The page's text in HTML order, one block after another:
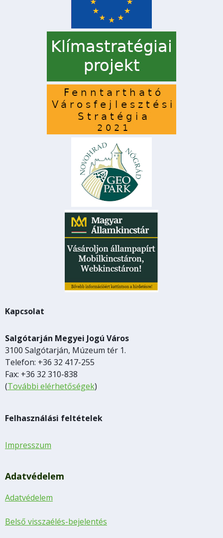
Kapcsolat
Salgótarján Megyei Jogú Város
3100 Salgótarján, Múzeum tér 1.
Telefon: +36 32 417-255
Fax: +36 32 310-838
(További elérhetőségek)
Felhasználási feltételek
Impresszum
Adatvédelem
Adatvédelem
Belső visszaélés-bejelentés